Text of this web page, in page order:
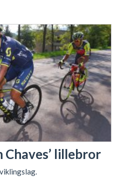
Chaves’ lillebror